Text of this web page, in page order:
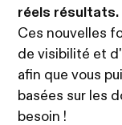
réels résultats.
Ces nouvelles
de visibilité et
afin que vous
basées sur les
besoin !